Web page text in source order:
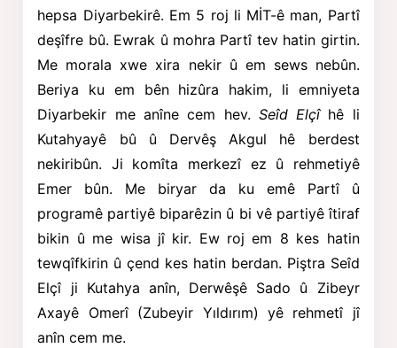
hepsa Diyarbekirê. Em 5 roj li MİT-ê man, Partî
deşîfre bû. Ewrak û mohra Partî tev hatin girtin.
Me morala xwe xira nekir û em sews nebûn.
Beriya ku em bên hizûra hakim, li emniyeta
Diyarbekir me anîne cem hev. Seîd Elçî hê li
Kutahyayê bû û Dervêş Akgul
hê berdest
nekiribûn. Ji komîta merkezî ez û rehmetiyê
Emer bûn. Me biryar da ku emê Partî û
programê partiyê biparêzin û bi vê partiyê îtiraf
bikin û me wisa jî kir. Ew roj em 8 kes hatin
tewqîfkirin û çend kes hatin berdan. Piştra Seîd
Elçî ji Kutahya anîn, Derwêşê Sado û Zibeyr
Axayê Omerî (Zubeyir Yıldırım) yê rehmetî jî
anîn cem me.